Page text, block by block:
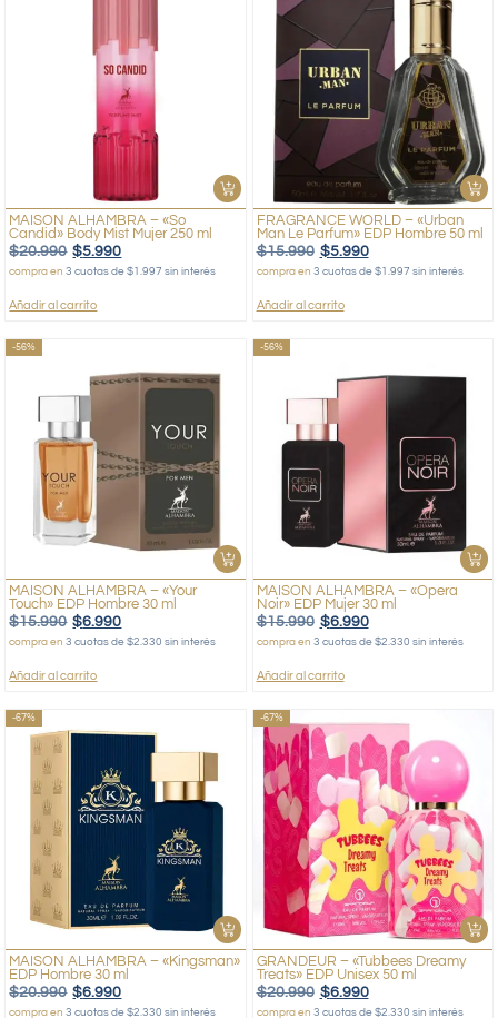
MAISON ALHAMBRA – «So
Candid» Body Mist Mujer 250 ml
$20.990 $5.990
compra en3 cuotas de $1.997 sin interés
Añadir al carrito
FRAGRANCE WORLD – «Urban
Man Le Parfum» EDP Hombre 50 ml
$15.990 $5.990
compra en 3 cuotas de $1.997 sin interés
Añadir al carrito
-56%
MAISON ALHAMBRA – «Your
Touch» EDP Hombre 30 ml
$15.990 $6.990
compra en3 cuotas de $2.330 sin interés
Añadir al carrito
-56%
MAISON ALHAMBRA – «Opera
Noir» EDP Mujer 30 ml
$15.990 $6.990
compra en 3 cuotas de $2.330 sin interés
Añadir al carrito
-67%
MAISON ALHAMBRA – «Kingsman»
EDP Hombre 30 ml
$20.990 $6.990
compra en3 cuotas de $2.330 sin interés
-67%
GRANDEUR – «Tubbees Dreamy
Treats» EDP Unisex 50 ml
$20.990 $6.990
compra en 3 cuotas de $2.330 sin interés